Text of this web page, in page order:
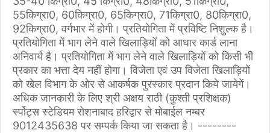
55किग्रा0, 60किग्रा0, 65किग्रा0, 71किग्रा0, 80किग्रा0,
92किग्रा0, वर्गभार में होगी। प्रतियोगिता में प्रविष्टि निशुल्क है।
प्रतियोगिता में भाग लेने वाले खिलाड़ियों को आधार कार्ड लाना
अनिवार्य है। प्रतियोगिता में भाग लेने वाले खिलाड़ियों को किसी भी
प्रकार का भत्ता देय नहीं होगा। विजेता एवं उप विजेता खिलाड़ियों
को खेल विभाग के ओर से आकर्षक पुरस्कार प्रदान किये जायेगें।
अधिक जानकारी के लिए श्री अक्षय राठी (कुश्ती प्रशिक्षक)
र्स्पोट्स स्टेडियम रोशनाबाद हरिद्वार से मोबाईल नम्बर
9012435638 पर सम्पर्क किया जा सकता है। --------